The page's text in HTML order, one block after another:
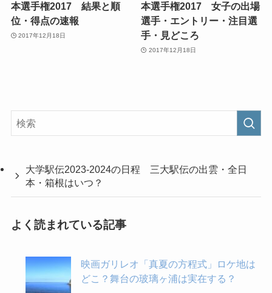
本選手権2017 結果と順
位・得点の速報
2017年12月18日
本選手権2017 女子の出場
選手・エントリー・注目選
手・見どころ
2017年12月18日
大学駅伝2023-2024の日程 三大駅伝の出雲・全日
本・箱根はいつ？
よく読まれている記事
映画ガリレオ「真夏の方程式」ロケ地は
どこ？舞台の玻璃ヶ浦は実在する？